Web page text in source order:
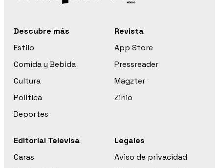
Descubre más
Estilo
Comida y Bebida
Cultura
Política
Deportes
Revista
App Store
Pressreader
Magzter
Zinio
Editorial Televisa
Caras
Legales
Aviso de privacidad